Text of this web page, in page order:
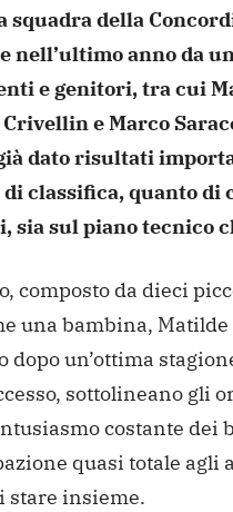
squadra della
nell’ultimo anno da
e genitori, tra cui
Crivellin e Marco
dato risultati
classifica, quanto di
sia sul piano tecnico
composto da dieci
una bambina,
dopo un’ottima
sottolineano gli
costante dei
quasi totale agli
stare insieme.